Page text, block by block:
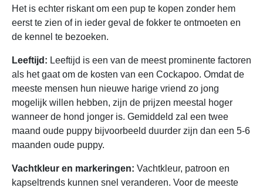
Het is echter riskant om een ​​pup te kopen zonder hem
eerst te zien of in ieder geval de fokker te ontmoeten en
de kennel te bezoeken.
Leeftijd: Leeftijd is een van de meest prominente factoren
als het gaat om de kosten van een Cockapoo. Omdat de
meeste mensen hun nieuwe harige vriend zo jong
mogelijk willen hebben, zijn de prijzen meestal hoger
wanneer de hond jonger is. Gemiddeld zal een twee
maand oude puppy bijvoorbeeld duurder zijn dan een 5-6
maanden oude puppy.
Vachtkleur en markeringen: Vachtkleur, patroon en
kapseltrends kunnen snel veranderen. Voor de meeste